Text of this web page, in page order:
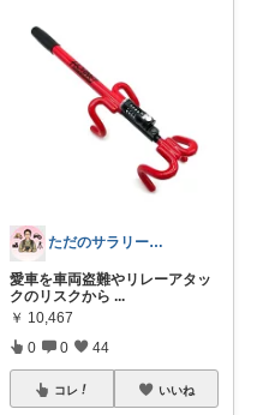
ただのサラリーマンの趣味部屋
愛車を車両盗難やリレーアタッ
クのリスクから ...
￥ 10,467
0 0 44
コレ いいね